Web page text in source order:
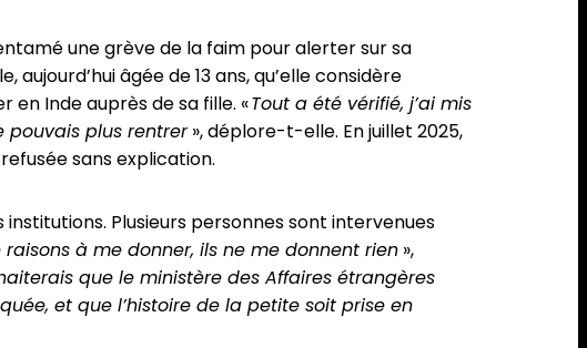
une grève de la faim pour alerter sur sa
âgée de 13 ans, qu’elle considère
Inde auprès de sa fille. «Tout a été vérifié, j’ai mis
pouvais plus rentrer», déplore-t-elle. En juillet 2025,
sans explication.
Plusieurs personnes sont intervenues
raisons à me donner, ils ne me donnent rien »,
que le ministère des Affaires étrangères
et que l’histoire de la petite soit prise en